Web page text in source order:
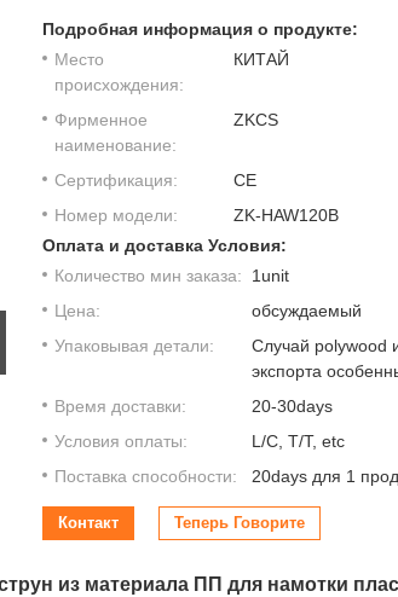
Подробная информация о продукте:
Место
происхождения:
КИТАЙ
Фирменное
наименование:
ZKCS
Сертификация:
CE
Номер модели:
ZK-HAW120B
Оплата и доставка Условия:
Количество мин заказа:
1unit
Цена:
обсуждаемый
Упаковывая детали:
Случай polywood
экспорта
Время доставки:
20-30days
Условия оплаты:
L/C, T/T, etc
Поставка способности:
20days для 1
Контакт Теперь Говорите
из материала ПП для намотки